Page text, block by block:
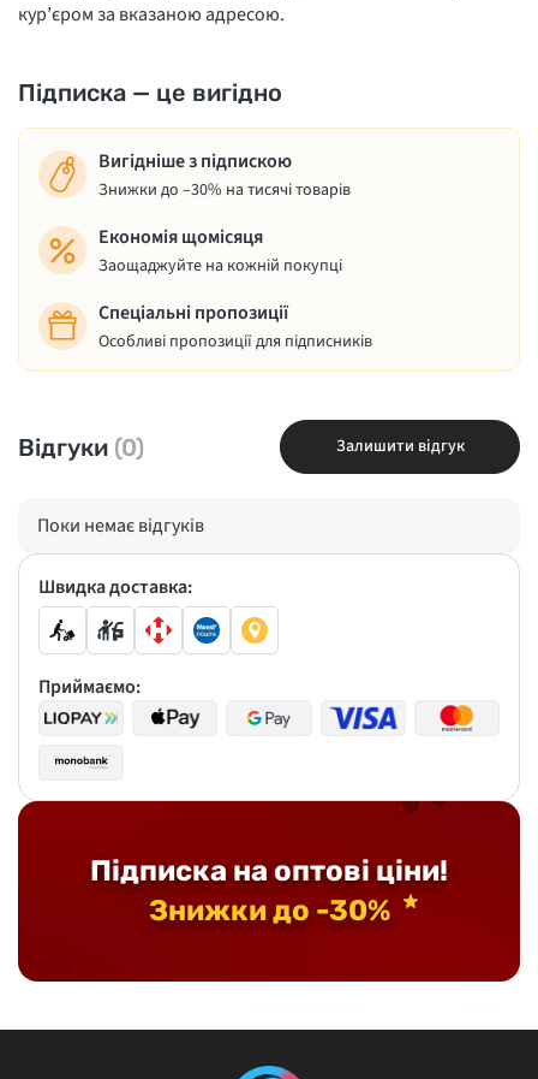
кур’єром за вказаною адресою.
Підписка — це вигідно
Вигідніше з підпискою
Знижки до –30% на тисячі товарів
Економія щомісяця
Заощаджуйте на кожній покупці
Спеціальні пропозиції
Особливі пропозиції для підписників
Відгуки (0) Залишити відгук
Поки немає відгуків
Підписка на оптові ціни!
Знижки до -30%
Швидка доставка:
Приймаємо: